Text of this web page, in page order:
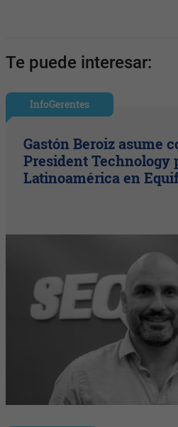
Te puede interesar:
InfoGerentes
Gastón Beroiz asume
President Technology
Latinoamérica en